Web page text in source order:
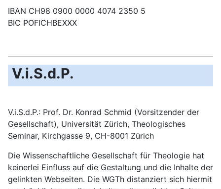
IBAN CH98 0900 0000 4074 2350 5
BIC POFICHBEXXX
V.i.S.d.P.
V.i.S.d.P.: Prof. Dr. Konrad Schmid (Vorsitzender der
Gesellschaft), Universität Zürich, Theologisches
Seminar, Kirchgasse 9, CH-8001 Zürich
Die Wissenschaftliche Gesellschaft für Theologie hat
keinerlei Einfluss auf die Gestaltung und die Inhalte der
gelinkten Webseiten. Die WGTh distanziert sich hiermit